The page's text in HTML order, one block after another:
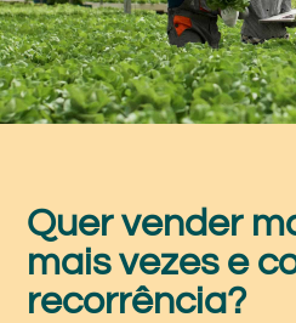
Quer vender
mais vezes e
recorrência?